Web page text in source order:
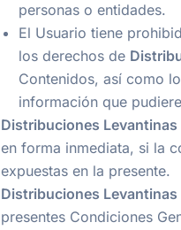
personas o entidades.
El Usuario tiene
los derechos de
Contenidos, así como
información que
Distribuciones Levantinas
en forma inmediata, si la
expuestas en la presente.
Distribuciones Levantinas
presentes Condiciones